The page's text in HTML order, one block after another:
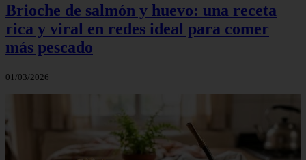
Brioche de salmón y huevo: una receta
rica y viral en redes ideal para comer
más pescado
01/03/2026